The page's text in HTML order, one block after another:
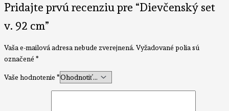
Pridajte prvú recenziu pre “Dievčenský set
v. 92 cm”
Vaša e-mailová adresa nebude zverejnená. Vyžadované polia sú
označené *
Vaše hodnotenie *